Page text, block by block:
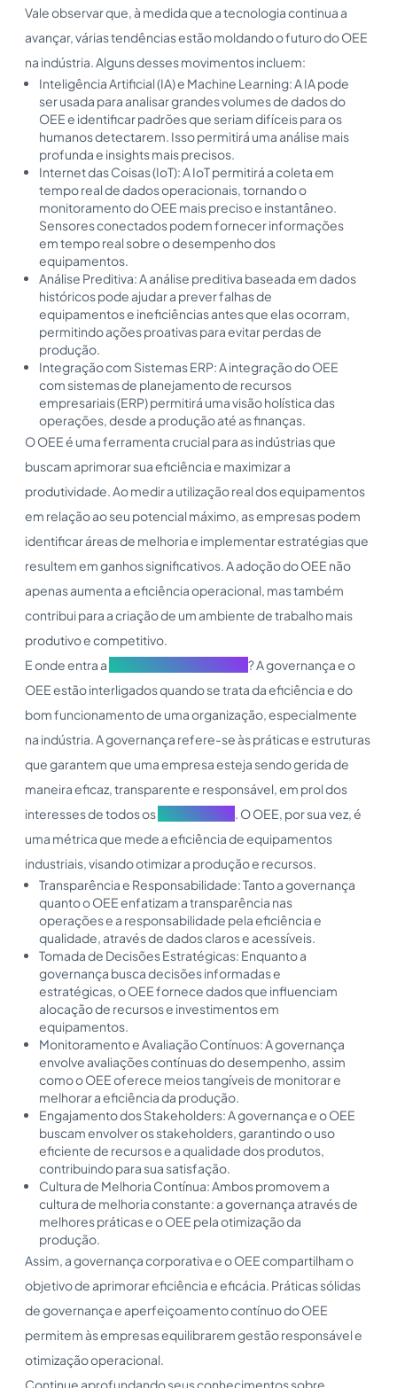
Vale observar que, à medida que a tecnologia continua a
avançar, várias tendências estão moldando o futuro do OEE
na indústria. Alguns desses movimentos incluem:
Inteligência Artificial (IA) e Machine Learning: A IA pode
ser usada para analisar grandes volumes de dados do
OEE e identificar padrões que seriam difíceis para os
humanos detectarem. Isso permitirá uma análise mais
profunda e insights mais precisos.
Internet das Coisas (IoT): A IoT permitirá a coleta em
tempo real de dados operacionais, tornando o
monitoramento do OEE mais preciso e instantâneo.
Sensores conectados podem fornecer informações
em tempo real sobre o desempenho dos
equipamentos.
Análise Preditiva: A análise preditiva baseada em dados
históricos pode ajudar a prever falhas de
equipamentos e ineficiências antes que elas ocorram,
permitindo ações proativas para evitar perdas de
produção.
Integração com Sistemas ERP: A integração do OEE
com sistemas de planejamento de recursos
empresariais (ERP) permitirá uma visão holística das
operações, desde a produção até as finanças.
O OEE é uma ferramenta crucial para as indústrias que
buscam aprimorar sua eficiência e maximizar a
produtividade. Ao medir a utilização real dos equipamentos
em relação ao seu potencial máximo, as empresas podem
identificar áreas de melhoria e implementar estratégias que
resultem em ganhos significativos. A adoção do OEE não
apenas aumenta a eficiência operacional, mas também
contribui para a criação de um ambiente de trabalho mais
produtivo e competitivo.
E onde entra a
? A governança e o
OEE estão interligados quando se trata da eficiência e do
bom funcionamento de uma organização, especialmente
na indústria. A governança refere-se às práticas e estruturas
que garantem que uma empresa esteja sendo gerida de
maneira eficaz, transparente e responsável, em prol dos
interesses de todos os
. O OEE, por sua vez, é
uma métrica que mede a eficiência de equipamentos
industriais, visando otimizar a produção e recursos.
Transparência e Responsabilidade: Tanto a governança
quanto o OEE enfatizam a transparência nas
operações e a responsabilidade pela eficiência e
qualidade, através de dados claros e acessíveis.
Tomada de Decisões Estratégicas: Enquanto a
governança busca decisões informadas e
estratégicas, o OEE fornece dados que influenciam
alocação de recursos e investimentos em
equipamentos.
Monitoramento e Avaliação Contínuos: A governança
envolve avaliações contínuas do desempenho, assim
como o OEE oferece meios tangíveis de monitorar e
melhorar a eficiência da produção.
Engajamento dos Stakeholders: A governança e o OEE
buscam envolver os stakeholders, garantindo o uso
eficiente de recursos e a qualidade dos produtos,
contribuindo para sua satisfação.
Cultura de Melhoria Contínua: Ambos promovem a
cultura de melhoria constante: a governança através de
melhores práticas e o OEE pela otimização da
produção.
Assim, a governança corporativa e o OEE compartilham o
objetivo de aprimorar eficiência e eficácia. Práticas sólidas
de governança e aperfeiçoamento contínuo do OEE
permitem às empresas equilibrarem gestão responsável e
otimização operacional.
Continue aprofundando seus conhecimentos sobre